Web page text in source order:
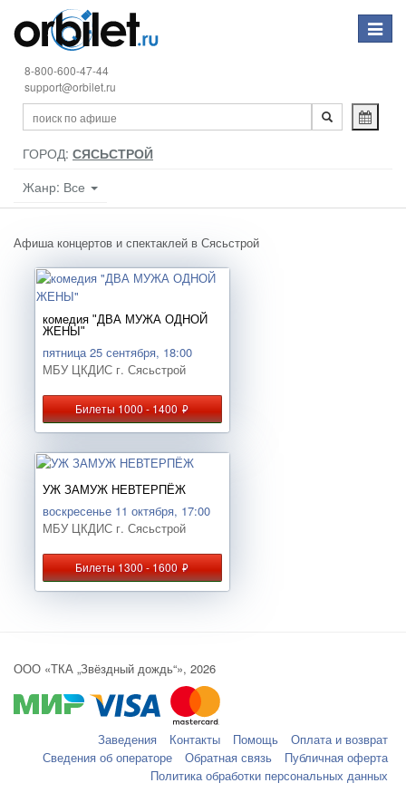
Toggle
8-800-600-47-44
support@orbilet.ru
ГОРОД: СЯСЬСТРОЙ
Жанр: Все
Афиша концертов и спектаклей в Сясьстрой
комедия "ДВА МУЖА ОДНОЙ
ЖЕНЫ"
пятница 25 сентября, 18:00
МБУ ЦКДИС г. Сясьстрой
Билеты 1000 - 1400руб.
УЖ ЗАМУЖ НЕВТЕРПЁЖ
воскресенье 11 октября, 17:00
МБУ ЦКДИС г. Сясьстрой
Билеты 1300 - 1600руб.
ООО «ТКА „Звёздный дождь“», 2026
Заведения Контакты Помощь
Оплата и возврат
Сведения об операторе
Обратная связь
Публичная оферта
Политика обработки персональных данных